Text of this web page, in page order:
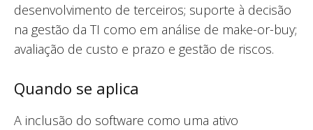
desenvolvimento de terceiros; suporte à decisão
na gestão da TI como em análise de make-or-buy;
avaliação de custo e prazo e gestão de riscos.
Quando se aplica
A inclusão do software como uma ativo